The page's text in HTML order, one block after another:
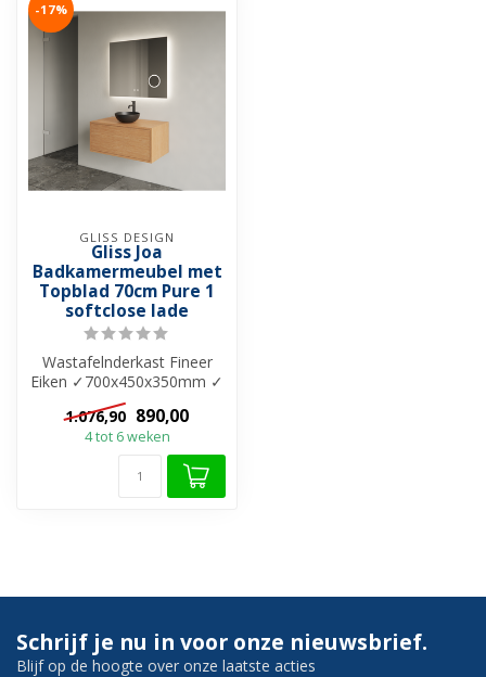
-17%
GLISS DESIGN
Gliss Joa
Badkamermeubel met
Topblad 70cm Pure 1
softclose lade
Wastafelnderkast Fineer
Eiken ✓700x450x350mm ✓
Incl. bovenblad ✓
Bovenblad zonde...
1.076,90 890,00
4 tot 6 weken
Schrijf je nu in voor onze nieuwsbrief.
Blijf op de hoogte over onze laatste acties